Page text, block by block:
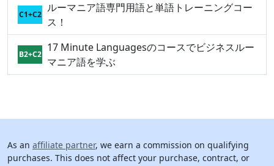
C1+C2
ルーマニア語専門用語と単語トレーニングコー
ス！
B2+C2
17 Minute Languagesのコースでビジネスルー
マニア語を学ぶ
As an affiliate partner, we earn a commission on qualifying
purchases. This does not affect your purchase, contract, or